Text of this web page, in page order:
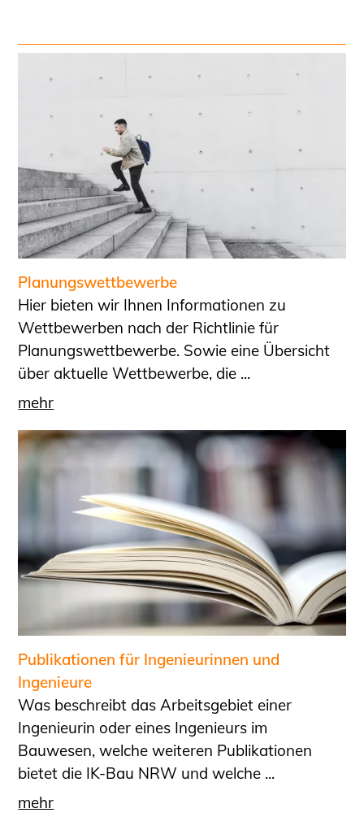
Planungswettbewerbe
Hier bieten wir Ihnen Informationen zu
Wettbewerben nach der Richtlinie für
Planungswettbewerbe. Sowie eine Übersicht
über aktuelle Wettbewerbe, die ...
mehr
Publikationen für Ingenieurinnen und
Ingenieure
Was beschreibt das Arbeitsgebiet einer
Ingenieurin oder eines Ingenieurs im
Bauwesen, welche weiteren Publikationen
bietet die IK-Bau NRW und welche ...
mehr